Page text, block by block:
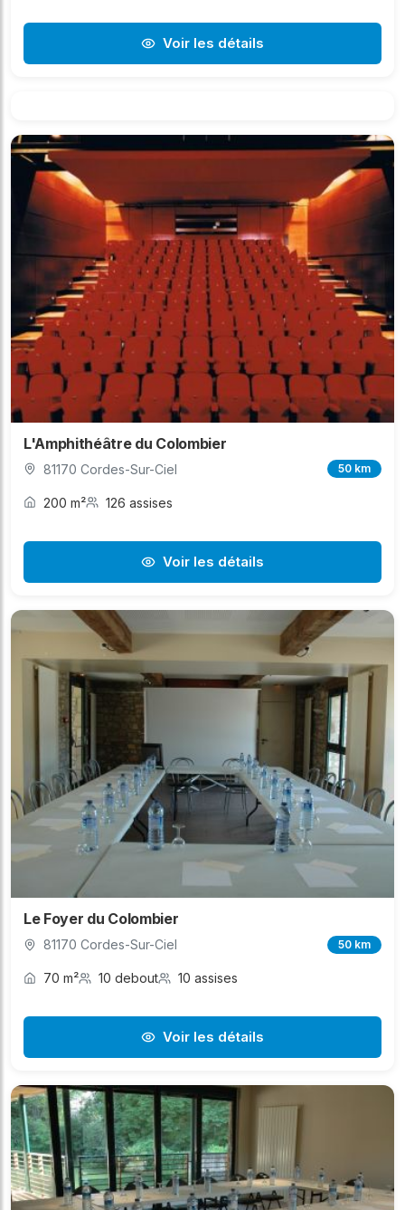
Voir les détails
L'Amphithéâtre du Colombier
81170 Cordes-Sur-Ciel 50 km
200 m² 126 assises
Voir les détails
Le Foyer du Colombier
81170 Cordes-Sur-Ciel 50 km
70 m² 10 debout 10 assises
Voir les détails